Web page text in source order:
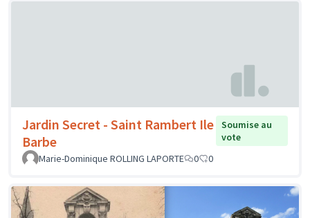
Jardin Secret - Saint Rambert Ile
Barbe
Soumise au
vote
Marie-Dominique ROLLING LAPORTE
0 0